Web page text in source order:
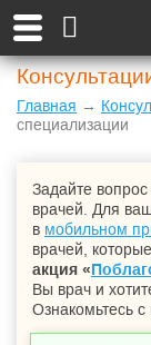
Главная →
специализации
Задайте
врачей. Для
в мобильном
врачей,
акция «
Вы врач и
Ознакомьтесь с